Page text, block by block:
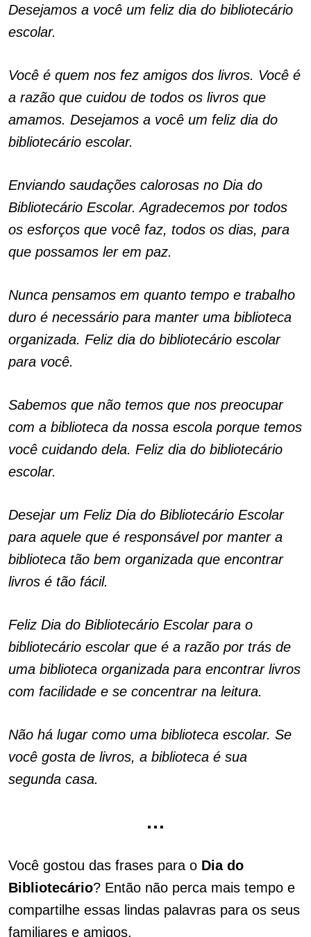
Desejamos a você um feliz dia do bibliotecário
escolar.
Você é quem nos fez amigos dos livros. Você é
a razão que cuidou de todos os livros que
amamos. Desejamos a você um feliz dia do
bibliotecário escolar.
Enviando saudações calorosas no Dia do
Bibliotecário Escolar. Agradecemos por todos
os esforços que você faz, todos os dias, para
que possamos ler em paz.
Nunca pensamos em quanto tempo e trabalho
duro é necessário para manter uma biblioteca
organizada. Feliz dia do bibliotecário escolar
para você.
Sabemos que não temos que nos preocupar
com a biblioteca da nossa escola porque temos
você cuidando dela. Feliz dia do bibliotecário
escolar.
Desejar um Feliz Dia do Bibliotecário Escolar
para aquele que é responsável por manter a
biblioteca tão bem organizada que encontrar
livros é tão fácil.
Feliz Dia do Bibliotecário Escolar para o
bibliotecário escolar que é a razão por trás de
uma biblioteca organizada para encontrar livros
com facilidade e se concentrar na leitura.
Não há lugar como uma biblioteca escolar. Se
você gosta de livros, a biblioteca é sua
segunda casa.
…
Você gostou das frases para o Dia do
Bibliotecário? Então não perca mais tempo e
compartilhe essas lindas palavras para os seus
familiares e amigos.